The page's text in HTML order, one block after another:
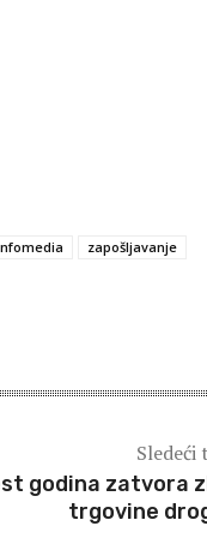
zapošljavanje
Sledeći
godina zatvora
trgovine